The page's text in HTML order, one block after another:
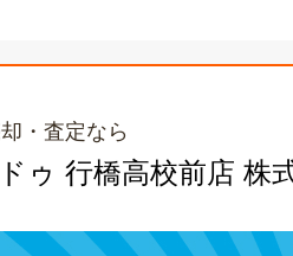
・査定なら
ゥ 行橋高校前店 株